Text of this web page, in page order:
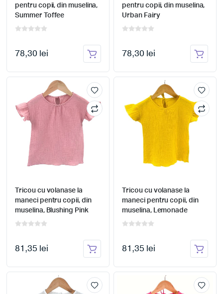
pentru copii, din muselina,
Summer Toffee
78,30 lei
pentru copii, din muselina,
Urban Fairy
78,30 lei
Tricou cu volanase la
maneci pentru copii, din
muselina, Blushing Pink
81,35 lei
Tricou cu volanase la
maneci pentru copii, din
muselina, Lemonade
81,35 lei